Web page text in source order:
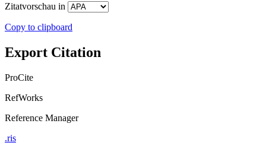
Zitatvorschau in
Copy to clipboard
Export Citation
ProCite
RefWorks
Reference Manager
.ris